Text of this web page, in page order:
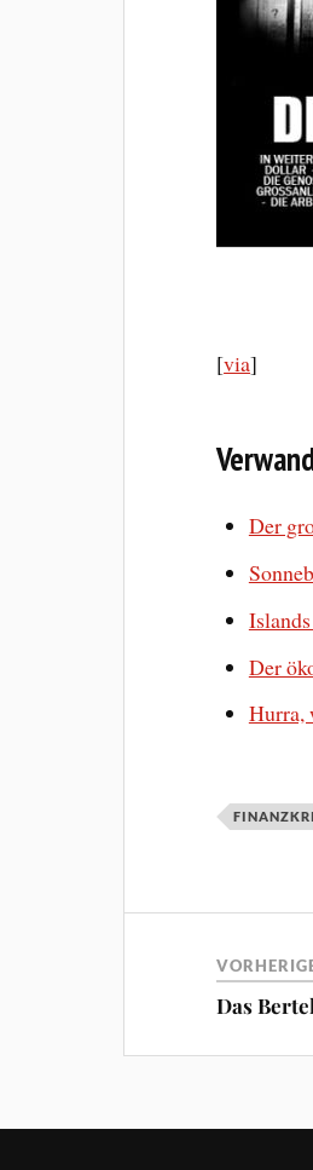
[via]
Der
Der
Hurra,
Das